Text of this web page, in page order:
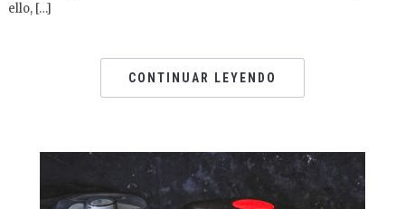
ello, […]
CONTINUAR LEYENDO